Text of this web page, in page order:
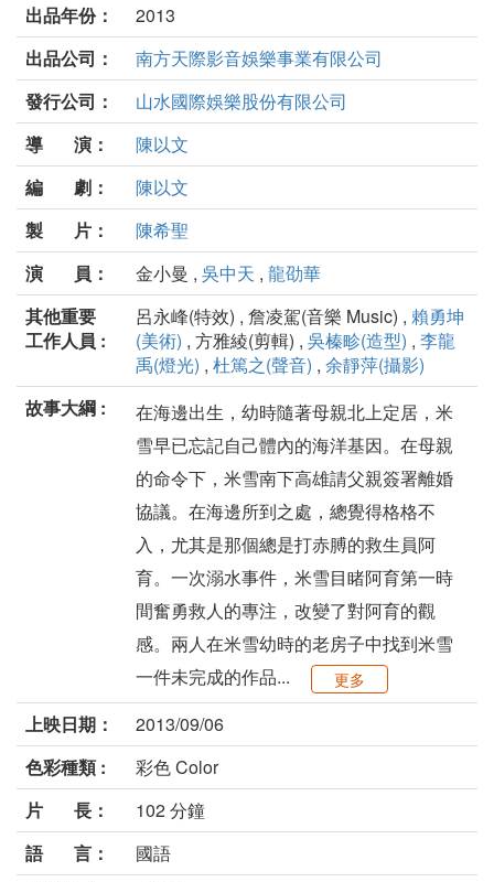
出品年份：
2013
出品公司：
南方天際影音娛樂事業有限公司
發行公司：
山水國際娛樂股份有限公司
導 演：
陳以文
編 劇：
陳以文
製 片：
陳希聖
演 員：
金小曼 , 吳中天 , 龍劭華
其他重要
工作人員 :
呂永峰(特效) , 詹凌駕(音樂 Music) , 賴勇坤
(美術) , 方雅綾(剪輯) , 吳榛畛(造型) , 李龍
禹(燈光) , 杜篤之(聲音) , 余靜萍(攝影)
故事大綱 :
在海邊出生，幼時隨著母親北上定居，米
雪早已忘記自己體內的海洋基因。在母親
的命令下，米雪南下高雄請父親簽署離婚
協議。在海邊所到之處，總覺得格格不
入，尤其是那個總是打赤膊的救生員阿
育。一次溺水事件，米雪目睹阿育第一時
間奮勇救人的專注，改變了對阿育的觀
感。兩人在米雪幼時的老房子中找到米雪
一件未完成的作品...
更多
上映日期：
2013/09/06
色彩種類 :
彩色 Color
片 長：
102 分鐘
語 言：
國語